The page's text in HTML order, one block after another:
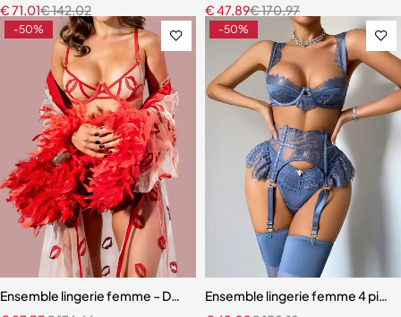
€142,02
€71,01
€170,97
€47,89
-50%
Ensemble lingerie femme – Dentelle rouge avec robe en maille et
-50%
Ensemble lingerie femme 4